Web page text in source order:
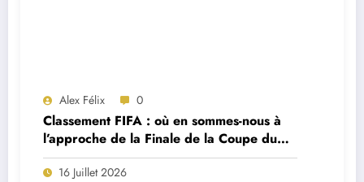
Alex Félix 0
Classement FIFA : où en sommes-nous à
l’approche de la Finale de la Coupe du
Monde 2026 ?
16 Juillet 2026